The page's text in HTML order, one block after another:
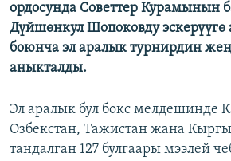
ордосунда Советтер Курамынын
Дүйшөнкул Шопоковду эскерүүгө
боюнча эл аралык турнирдин
аныкталды.
Эл аралык бул бокс мелдешинде
Өзбекстан, Тажистан жана
тандалган 127 булгаары мээлей